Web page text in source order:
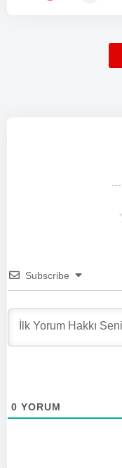
Subscribe
0 YORUM